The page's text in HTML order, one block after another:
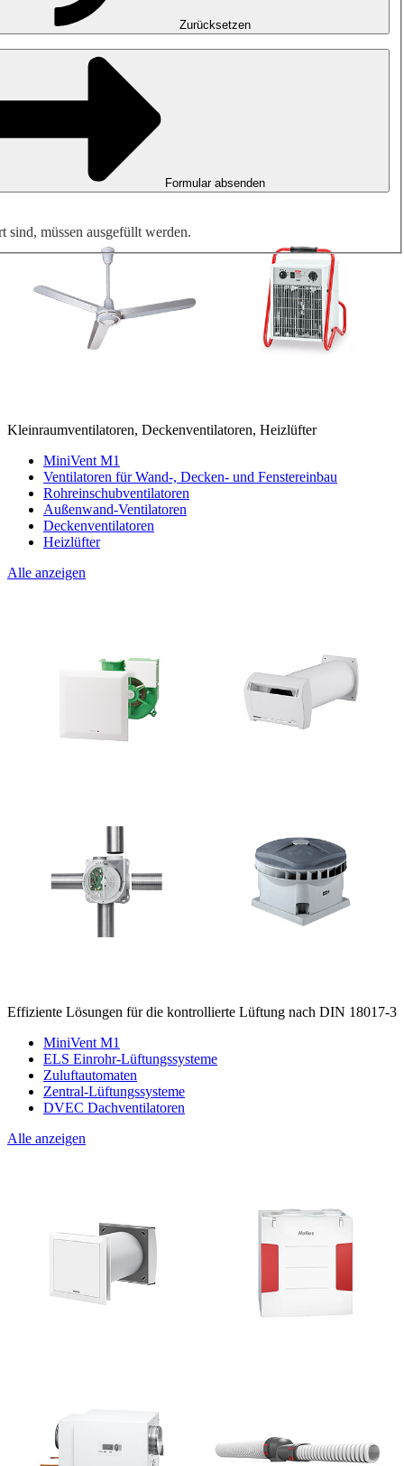
Kleinraumventilatoren, Deckenventilatoren, Heizlüfter
MiniVent M1
Ventilatoren für Wand-, Decken- und Fenstereinbau
Rohreinschubventilatoren
Außenwand-Ventilatoren
Deckenventilatoren
Heizlüfter
Alle anzeigen
Effiziente Lösungen für die kontrollierte Lüftung nach DIN 18017-3
MiniVent M1
ELS Einrohr-Lüftungssysteme
Zuluftautomaten
Zentral-Lüftungssysteme
DVEC Dachventilatoren
Alle anzeigen
Zurücksetzen
Formular absenden
sind, müssen ausgefüllt werden.